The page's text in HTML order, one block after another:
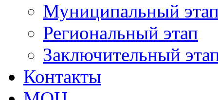
Муниципальный
Региональный этап
Заключительный
Контакты